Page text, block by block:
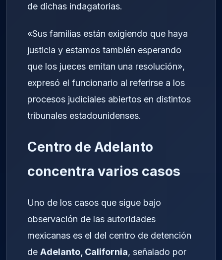
de dichas indagatorias.
«Sus familias están exigiendo que haya
justicia y estamos también esperando
que los jueces emitan una resolución»,
expresó el funcionario al referirse a los
procesos judiciales abiertos en distintos
tribunales estadounidenses.
Centro de Adelanto
concentra varios casos
Uno de los casos que sigue bajo
observación de las autoridades
mexicanas es el del centro de detención
de Adelanto, California, señalado por